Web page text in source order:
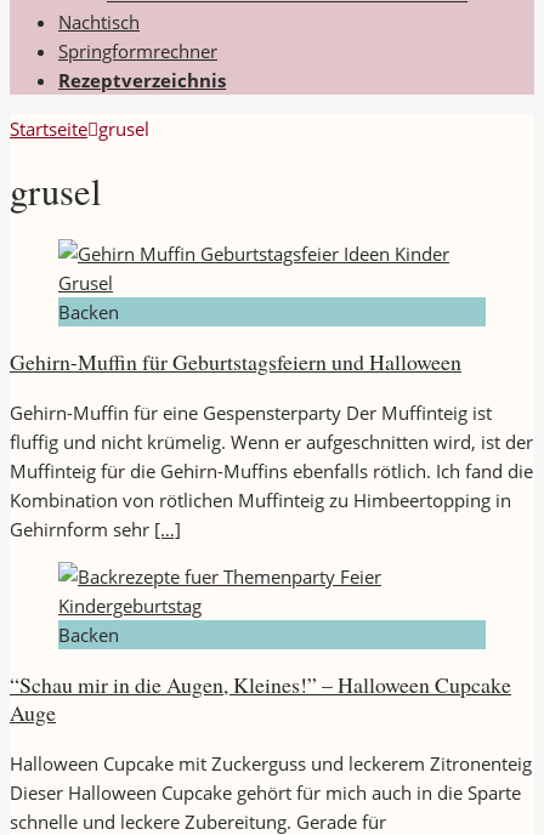
Nachtisch
Springformrechner
Rezeptverzeichnis
Startseite grusel
grusel
Backen
Gehirn-Muffin für Geburtstagsfeiern und Halloween
Gehirn-Muffin für eine Gespensterparty Der Muffinteig ist
fluffig und nicht krümelig. Wenn er aufgeschnitten wird, ist der
Muffinteig für die Gehirn-Muffins ebenfalls rötlich. Ich fand die
Kombination von rötlichen Muffinteig zu Himbeertopping in
Gehirnform sehr […]
Backen
“Schau mir in die Augen, Kleines!” – Halloween Cupcake
Auge
Halloween Cupcake mit Zuckerguss und leckerem Zitronenteig
Dieser Halloween Cupcake gehört für mich auch in die Sparte
schnelle und leckere Zubereitung. Gerade für